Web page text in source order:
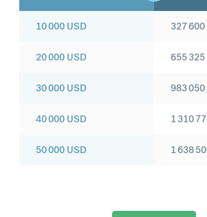
10 000 USD
20 000 USD
30 000 USD
40 000 USD
50 000 USD
327 600
655 325
983 050
1 310
1 638